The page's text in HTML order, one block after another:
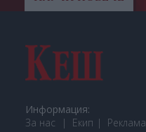
Информация:
За нас
Екип Реклама